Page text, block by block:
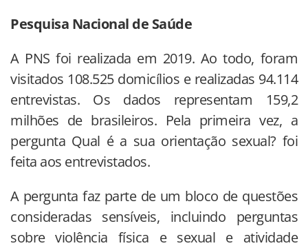
Pesquisa Nacional de Saúde
A PNS foi realizada em 2019. Ao todo, foram
visitados 108.525 domicílios e realizadas 94.114
entrevistas. Os dados representam 159,2
milhões de brasileiros. Pela primeira vez, a
pergunta Qual é a sua orientação sexual? foi
feita aos entrevistados.
A pergunta faz parte de um bloco de questões
consideradas sensíveis, incluindo perguntas
sobre violência física e sexual e atividade